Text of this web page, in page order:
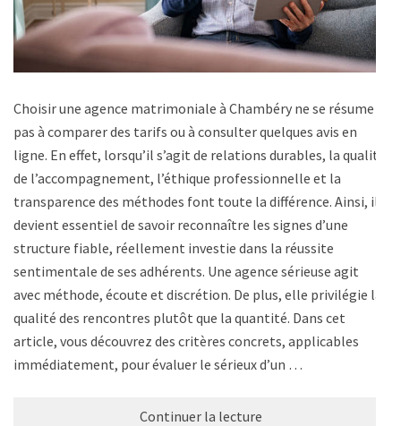
Choisir une agence matrimoniale à Chambéry ne se résume
pas à comparer des tarifs ou à consulter quelques avis en
ligne. En effet, lorsqu’il s’agit de relations durables, la qualité
de l’accompagnement, l’éthique professionnelle et la
transparence des méthodes font toute la différence. Ainsi, il
devient essentiel de savoir reconnaître les signes d’une
structure fiable, réellement investie dans la réussite
sentimentale de ses adhérents. Une agence sérieuse agit
avec méthode, écoute et discrétion. De plus, elle privilégie la
qualité des rencontres plutôt que la quantité. Dans cet
article, vous découvrez des critères concrets, applicables
immédiatement, pour évaluer le sérieux d’un …
Continuer la lecture